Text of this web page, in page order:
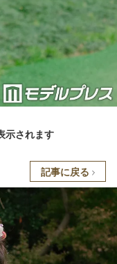
示されます
記事に戻る